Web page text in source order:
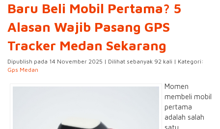
Baru Beli Mobil Pertama? 5
Alasan Wajib Pasang GPS
Tracker Medan Sekarang
Dipublish pada 14 November 2025 | Dilihat sebanyak 92 kali | Kategori:
Gps Medan
Momen
membeli mobil
pertama
adalah salah
satu